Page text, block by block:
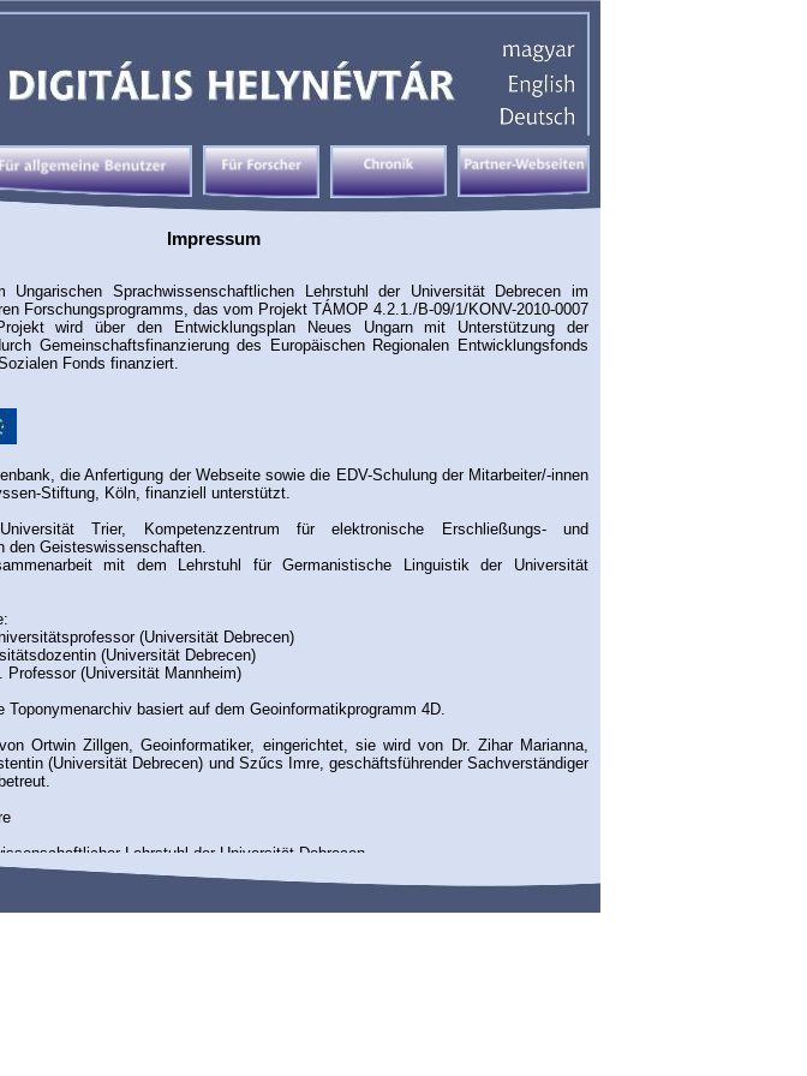
Impressum
Ungarischen Sprachwissenschaftlichen Lehrstuhl der Universität Debrecen im
Forschungsprogramms, das vom Projekt TÁMOP 4.2.1./B-09/1/KONV-2010-0007
wird über den Entwicklungsplan Neues Ungarn mit Unterstützung der
Gemeinschaftsfinanzierung des Europäischen Regionalen Entwicklungsfonds
Fonds finanziert.
die Anfertigung der Webseite sowie die EDV-Schulung der Mitarbeiter/-innen
Stiftung, Köln, finanziell unterstützt.
Trier, Kompetenzzentrum für elektronische Erschließungs- und
den Geisteswissenschaften.
mit dem Lehrstuhl für Germanistische Linguistik der Universität
(Universität Debrecen)
(Universität Debrecen)
Professor (Universität Mannheim)
Toponymenarchiv basiert auf dem Geoinformatikprogramm 4D.
Ortwin Zillgen, Geoinformatiker, eingerichtet, sie wird von Dr. Zihar Marianna,
(Universität Debrecen) und Szűcs Imre, geschäftsführender Sachverständiger
Lehrstuhl der Universität Debrecen